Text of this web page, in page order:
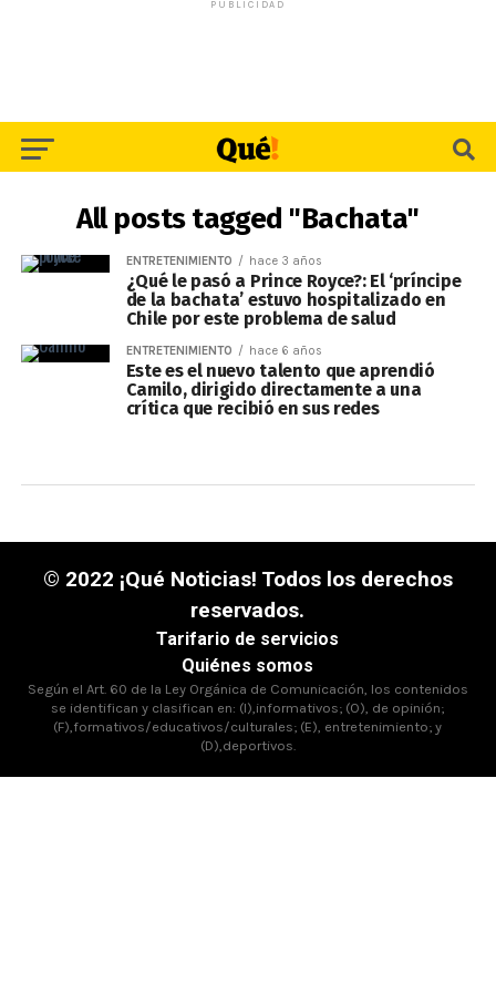
PUBLICIDAD
All posts tagged "Bachata"
ENTRETENIMIENTO hace 3 años
¿Qué le pasó a Prince Royce?: El ‘príncipe
de la bachata’ estuvo hospitalizado en
Chile por este problema de salud
ENTRETENIMIENTO hace 6 años
Este es el nuevo talento que aprendió
Camilo, dirigido directamente a una
crítica que recibió en sus redes
© 2022 ¡Qué Noticias! Todos los derechos
reservados.
Tarifario de servicios
Quiénes somos
Según el Art. 60 de la Ley Orgánica de Comunicación, los contenidos
se identifican y clasifican en: (I),informativos; (O), de opinión;
(F),formativos/educativos/culturales; (E), entretenimiento; y
(D),deportivos.